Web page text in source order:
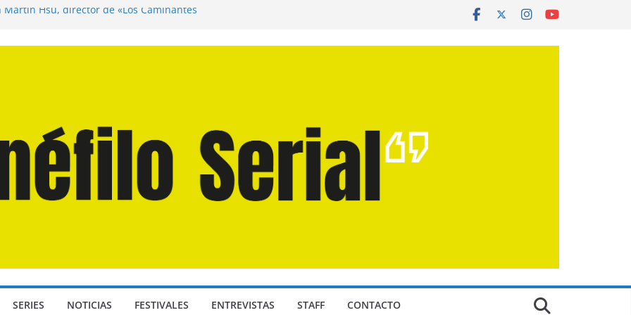
Martín Hsu, director de «Los Caminantes
SERIES NOTICIAS FESTIVALES ENTREVISTAS STAFF CONTACTO